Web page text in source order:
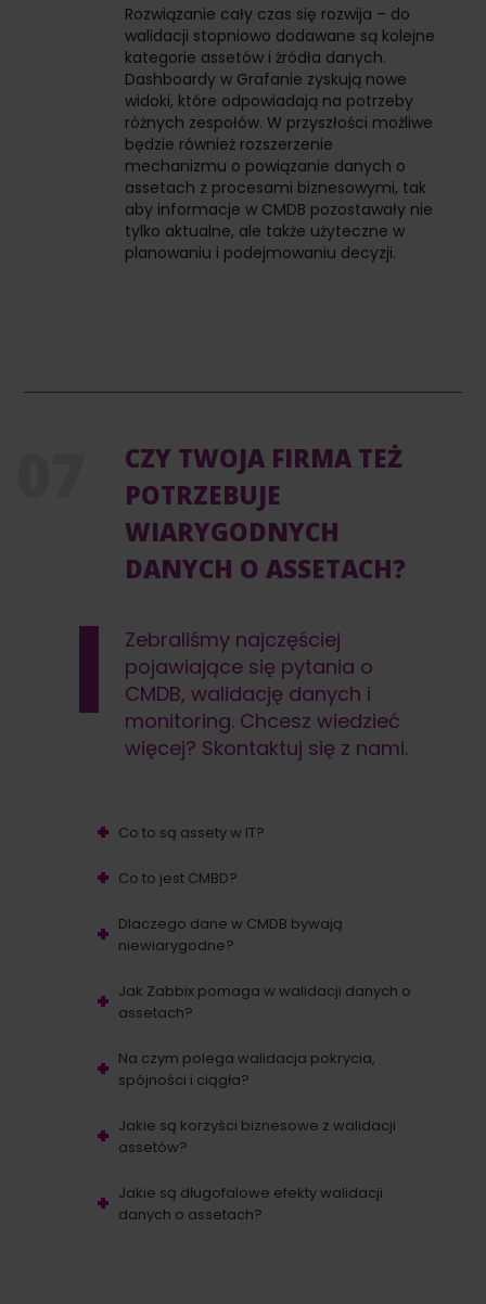
Rozwiązanie cały czas się rozwija – do
walidacji stopniowo dodawane są kolejne
kategorie assetów i źródła danych.
Dashboardy w Grafanie zyskują nowe
widoki, które odpowiadają na potrzeby
różnych zespołów. W przyszłości możliwe
będzie również rozszerzenie
mechanizmu o powiązanie danych o
assetach z procesami biznesowymi, tak
aby informacje w CMDB pozostawały nie
tylko aktualne, ale także użyteczne w
planowaniu i podejmowaniu decyzji.
CZY TWOJA FIRMA TEŻ
POTRZEBUJE
WIARYGODNYCH
DANYCH O ASSETACH?
Zebraliśmy najczęściej
pojawiające się pytania o
CMDB, walidację danych i
monitoring. Chcesz wiedzieć
więcej? Skontaktuj się z nami.
Co to są assety w IT?
Co to jest CMBD?
Dlaczego dane w CMDB bywają
niewiarygodne?
Jak Zabbix pomaga w walidacji danych o
assetach?
Na czym polega walidacja pokrycia,
spójności i ciągła?
Jakie są korzyści biznesowe z walidacji
assetów?
Jakie są długofalowe efekty walidacji
danych o assetach?